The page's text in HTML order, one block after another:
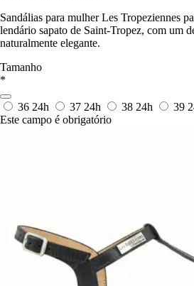
Sandálias para mulher Les Tropeziennes
lendário sapato de Saint-Tropez, com um
naturalmente elegante.
Tamanho
*
36 24h 37 24h 38 24h 39
Este campo é obrigatório